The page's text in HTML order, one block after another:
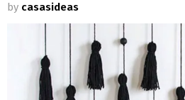
by casasideas